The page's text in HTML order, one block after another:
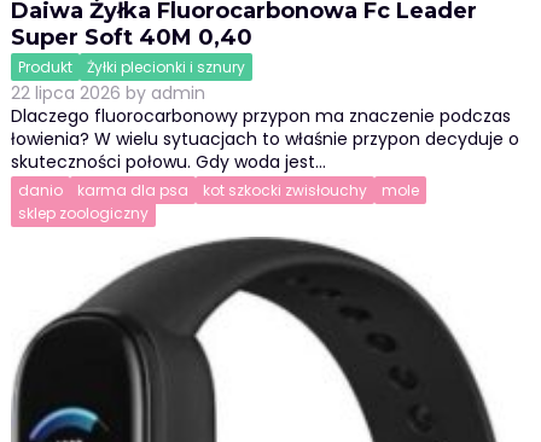
Daiwa Żyłka Fluorocarbonowa Fc Leader
Super Soft 40M 0,40
Produkt Żyłki plecionki i sznury
22 lipca 2026 by admin
Dlaczego fluorocarbonowy przypon ma znaczenie podczas
łowienia? W wielu sytuacjach to właśnie przypon decyduje o
skuteczności połowu. Gdy woda jest…
danio karma dla psa kot szkocki zwisłouchy
mole
sklep zoologiczny